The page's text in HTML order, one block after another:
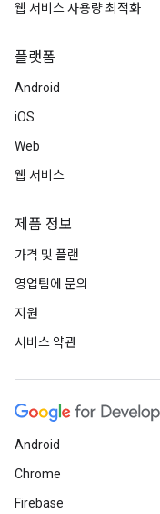
웹 서비스 사용량 최적화
플랫폼
Android
iOS
Web
웹 서비스
제품 정보
가격 및 플랜
영업팀에 문의
지원
서비스 약관
Android
Chrome
Firebase